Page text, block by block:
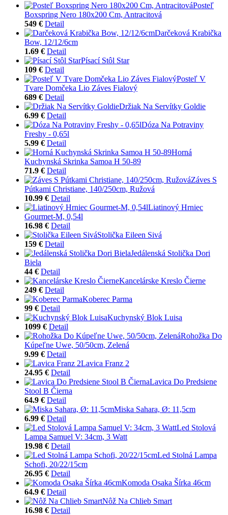
Posteľ
Boxspring Nero 180x200 Cm, Antracitová
549 € Detail
Darčeková Krabička
Bow, 12/12/6cm
1.69 € Detail
Písací Stôl Star
109 € Detail
Posteľ V
Tvare Domčeka Lio Záves Fialový
689 € Detail
Držiak Na Servítky Goldie
6.99 € Detail
Dóza Na Potraviny
Freshy - 0,65l
5.99 € Detail
Horná
Kuchynská Skrinka Samoa H 50-89
71.9 € Detail
Záves S
Pútkami Christiane, 140/250cm, Ružová
10.99 € Detail
Liatinový Hrniec
Gourmet-M, 0,54l
16.98 € Detail
Stolička Eileen Sivá
159 € Detail
Jedálenská Stolička Dori
Biela
44 € Detail
Kancelárske Kreslo Čierne
249 € Detail
Koberec Parma
99 € Detail
Kuchynský Blok Luisa
1099 € Detail
Rohožka Do
Kúpeľne Uwe, 50/50cm, Zelená
9.99 € Detail
Lavica Franz 2
24.95 € Detail
Lavica Do Predsiene
Stool B Čierna
64.9 € Detail
Miska Sahara, Ø: 11,5cm
6.99 € Detail
Led Stolová
Lampa Samuel V: 34cm, 3 Watt
19.98 € Detail
Led Stolná Lampa
Schofi, 20/22/15cm
26.95 € Detail
Komoda Osaka Šírka 46cm
64.9 € Detail
Nôž Na Chlieb Smart
16.98 € Detail